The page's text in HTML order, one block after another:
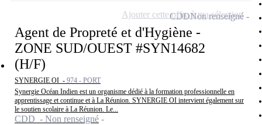
Agent de Propreté et d'Hygiène -
ZONE SUD/OUEST #SYN14682
(H/F)
SYNERGIE OI - 974 - PORT
Synergie Océan Indien est un organisme dédié à la formation professionnelle en
apprentissage et continue et à La Réunion. SYNERGIE OI intervient également sur
le soutien scolaire à La Réunion. Le...
CDD - Non renseigné
CDDNon renseigné
Ajouter cette offre à ma sélection